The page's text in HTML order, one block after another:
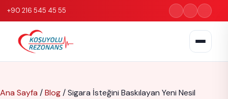
+90 216 545 45 55
Ana Sayfa /Blog/Sigara İsteğini Baskılayan Yeni Nesil